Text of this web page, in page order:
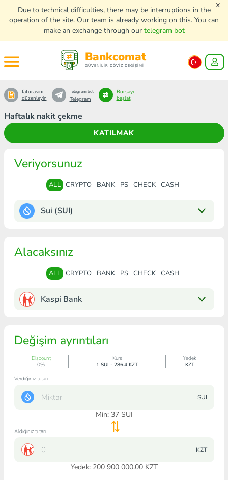
Due to technical difficulties, there may be interruptions in the
operation of the site. Our team is already working on this. You can
make an exchange through our telegram bot
x
Bankcomat
GÜVENİLİR DÖVİZ DEĞİŞİMİ
Haftalık nakit çekme
KATILMAK
faturasını
düzenleyin
Telegram bot
Telegram
Borsayı
başlat
Veriyorsunuz
ALL CRYPTO BANK PS CHECK CASH
Sui (SUI)
Alacaksınız
ALL CRYPTO BANK PS CHECK CASH
Kaspi Bank
Değişim ayrıntıları
Discount
0%
Kurs
1 SUI - 286.4 KZT
Yedek
KZT
Verdiğiniz tutarı
SUI
Min: 37SUI
Aldığınız tutarı
KZT
Yedek: 200 900 000.00 KZT